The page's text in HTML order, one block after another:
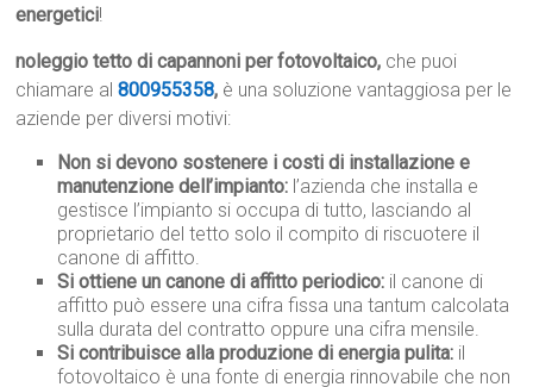
energetici!
noleggio tetto di capannoni per fotovoltaico, che puoi
chiamare al800955358, è una soluzione vantaggiosa per le
aziende per diversi motivi:
Non si devono sostenere i costi di installazione e
manutenzione dell’impianto: l’azienda che installa e
gestisce l’impianto si occupa di tutto, lasciando al
proprietario del tetto solo il compito di riscuotere il
canone di affitto.
Si ottiene un canone di affitto periodico: il canone di
affitto può essere una cifra fissa una tantum calcolata
sulla durata del contratto oppure una cifra mensile.
Si contribuisce alla produzione di energia pulita: il
fotovoltaico è una fonte di energia rinnovabile che non